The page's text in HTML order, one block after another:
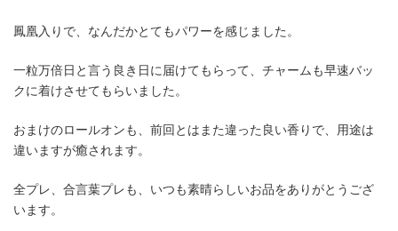
鳳凰入りで、なんだかとてもパワーを感じました。
一粒万倍日と言う良き日に届けてもらって、チャームも早速バッ
クに着けさせてもらいました。
おまけのロールオンも、前回とはまた違った良い香りで、用途は
違いますが癒されます。
全プレ、合言葉プレも、いつも素晴らしいお品をありがとうござ
います。